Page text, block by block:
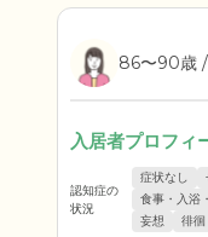
86〜90歳
入居者プロフィ
認知症の
状況
症状なし
食事・入浴
妄想
徘徊